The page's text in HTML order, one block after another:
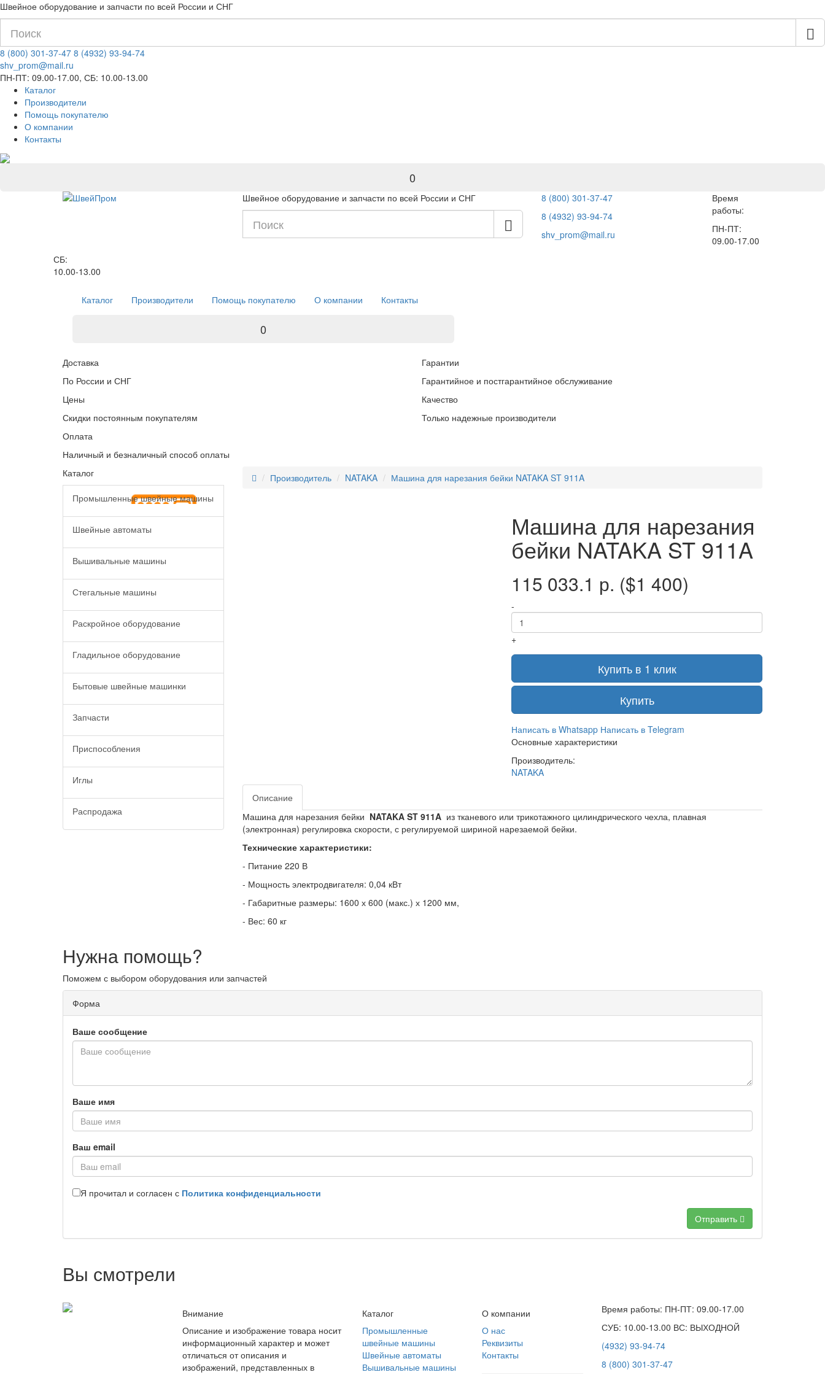
Швейное оборудование и запчасти по всей России и СНГ
8 (800) 301-37-47 8 (4932) 93-94-74
shv_prom@mail.ru
ПН-ПТ: 09.00-17.00, СБ: 10.00-13.00
Каталог
Производители
Помощь покупателю
О компании
Контакты
0
Швейное оборудование и запчасти по всей России и СНГ
8 (800) 301-37-47
8 (4932) 93-94-74
shv_prom@mail.ru
Время
работы:
ПН-ПТ:
09.00-17.00
СБ:
10.00-13.00
Каталог Производители Помощь покупателю О компании Контакты
0
Доставка
По России и СНГ
Гарантии
Гарантийное и постгарантийное обслуживание
Цены
Скидки постоянным покупателям
Качество
Только надежные производители
Оплата
Наличный и безналичный способ оплаты
Каталог
Промышленные швейные машины
Швейные автоматы
Вышивальные машины
Стегальные машины
Раскройное оборудование
Гладильное оборудование
Бытовые швейные машинки
Запчасти
Приспособления
Иглы
Распродажа
Производитель NATAKA Машина для нарезания бейки NATAKA ST 911A
Машина для нарезания
бейки NATAKA ST 911A
115 033.1 р. ($1 400)
-
+
Купить в 1 клик
Купить
Написать в Whatsapp Написать в Telegram
Основные характеристики
Производитель:
NATAKA
Описание
Машина для нарезания бейки NATAKA ST 911Aиз тканевого или трикотажного цилиндрического чехла, плавная
(электронная) регулировка скорости, с регулируемой шириной нарезаемой бейки.
Технические характеристики:
- Питание 220 В
- Мощность электродвигателя: 0,04 кВт
- Габаритные размеры: 1600 х 600 (макс.) х 1200 мм,
- Вес: 60 кг
Нужна помощь?
Поможем с выбором оборудования или запчастей
Форма
Ваше сообщение
Ваше имя
Ваш email
Я прочитал и согласен с Политика конфиденциальности
Отправить
Вы смотрели
Внимание
Описание и изображение товара носит
информационный характер и может
отличаться от описания и
изображений, представленных в
Каталог
Промышленные
швейные машины
Швейные автоматы
Вышивальные машины
О компании
О нас
Реквизиты
Контакты
Время работы: ПН-ПТ: 09.00-17.00
СУБ: 10.00-13.00 ВС: ВЫХОДНОЙ
(4932) 93-94-74
8 (800) 301-37-47